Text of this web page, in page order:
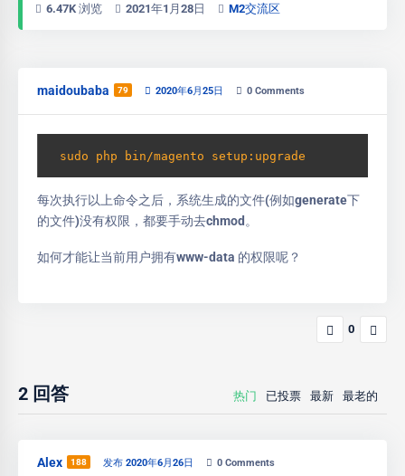
6.47K 浏览 2021年1月28日 M2交流区
maidoubaba 79 2020年6月25日 0 Comments
sudo php bin/magento setup:upgrade
每次执行以上命令之后，系统生成的文件(例如generate下
的文件)没有权限，都要手动去chmod。
如何才能让当前用户拥有www-data 的权限呢？
0
2 回答 热门 已投票 最新 最老的
Alex 188 发布 2020年6月26日 0 Comments